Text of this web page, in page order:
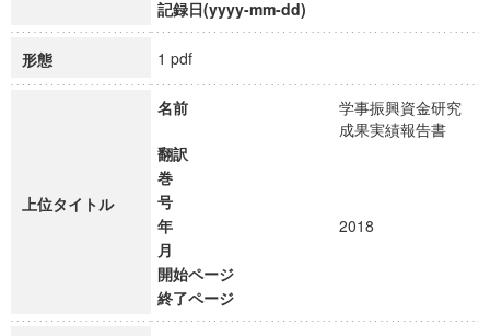
記録日(yyyy-mm-dd)
形態 1 pdf
上位タイトル
名前
学事振興資金研究
成果実績報告書
翻訳
巻
号
年
2018
月
開始ページ
終了ページ